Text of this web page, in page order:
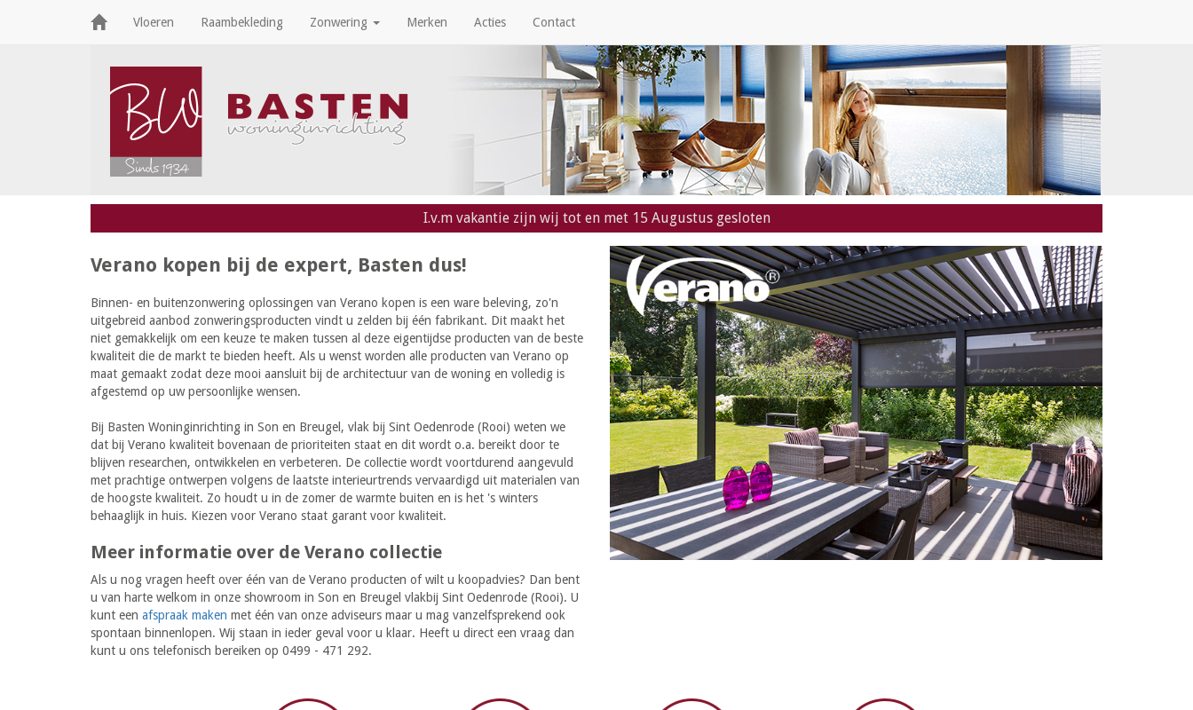
Vloeren Raambekleding Zonwering Merken Acties Contact
I.v.m vakantie zijn wij tot en met 15 Augustus gesloten
Verano kopen bij de expert, Basten dus!
Binnen- en buitenzonwering oplossingen van Verano kopen is een ware beleving, zo'n
uitgebreid aanbod zonweringsproducten vindt u zelden bij één fabrikant. Dit maakt het
niet gemakkelijk om een keuze te maken tussen al deze eigentijdse producten van de beste
kwaliteit die de markt te bieden heeft. Als u wenst worden alle producten van Verano op
maat gemaakt zodat deze mooi aansluit bij de architectuur van de woning en volledig is
afgestemd op uw persoonlijke wensen.
Bij Basten Woninginrichting in Son en Breugel, vlak bij Sint Oedenrode (Rooi) weten we
dat bij Verano kwaliteit bovenaan de prioriteiten staat en dit wordt o.a. bereikt door te
blijven researchen, ontwikkelen en verbeteren. De collectie wordt voortdurend aangevuld
met prachtige ontwerpen volgens de laatste interieurtrends vervaardigd uit materialen van
de hoogste kwaliteit. Zo houdt u in de zomer de warmte buiten en is het 's winters
behaaglijk in huis. Kiezen voor Verano staat garant voor kwaliteit.
Meer informatie over de Verano collectie
Als u nog vragen heeft over één van de Verano producten of wilt u koopadvies? Dan bent
u van harte welkom in onze showroom in Son en Breugel vlakbij Sint Oedenrode (Rooi). U
kunt een afspraak maken met één van onze adviseurs maar u mag vanzelfsprekend ook
spontaan binnenlopen. Wij staan in ieder geval voor u klaar. Heeft u direct een vraag dan
kunt u ons telefonisch bereiken op 0499 - 471 292.